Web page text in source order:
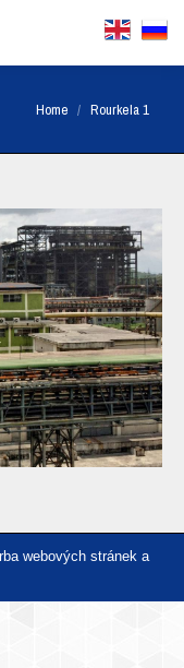
You are here:
Home Rourkela 1
webových stránek a